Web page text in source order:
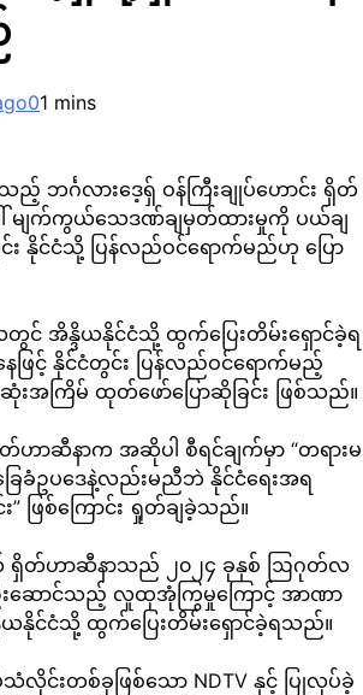
01 mins
ည့် ဘင်္ဂလားဒေ့ရှ် ဝန်ကြီးချုပ်ဟောင်း ရှိတ်
မျက်ကွယ်သေဒဏ်ချမှတ်ထားမှုကို ပယ်ချ
နိုင်ငံသို့ ပြန်လည်ဝင်ရောက်မည်ဟု ပြော
င် အိန္ဒိယနိုင်ငံသို့ ထွက်ပြေးတိမ်းရှောင်ခဲ့ရ
နေဖြင့် နိုင်ငံတွင်း ပြန်လည်ဝင်ရောက်မည့်
အကြိမ် ထုတ်ဖော်ပြောဆိုခြင်း ဖြစ်သည်။
တ်ဟာဆီနာက အဆိုပါ စီရင်ချက်မှာ “တရားမ
ေခံဥပဒေနဲ့လည်းမညီဘဲ နိုင်ငံရေးအရ
” ဖြစ်ကြောင်း ရှုတ်ချခဲ့သည်။
ရှိတ်ဟာဆီနာသည် ၂၀၂၄ ခုနှစ် ဩဂုတ်လ
ဦးဆောင်သည့် လူထုအုံကြွမှုကြောင့် အာဏာ
နိုင်ငံသို့ ထွက်ပြေးတိမ်းရှောင်ခဲ့ရသည်။
င်းတစ်ခုဖြစ်သော NDTV နှင့် ပြုလုပ်ခဲ့